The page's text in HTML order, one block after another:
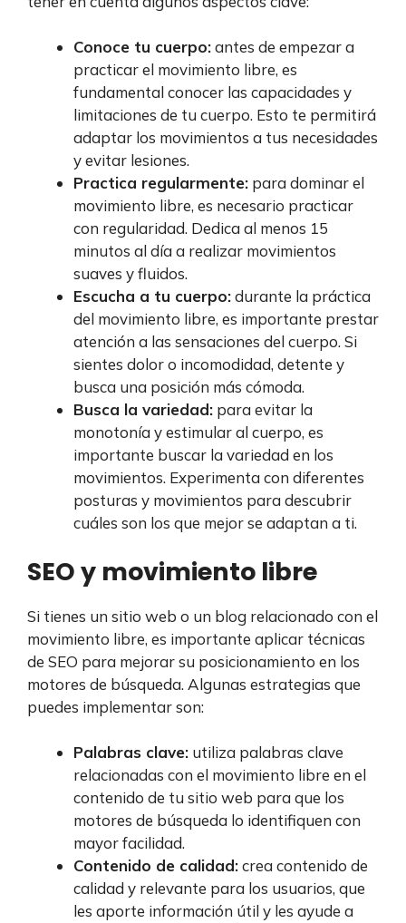
Conoce tu cuerpo:antes de empezar a
practicar el movimiento libre, es
fundamental conocer las capacidades y
limitaciones de tu cuerpo. Esto te permitirá
adaptar los movimientos a tus necesidades
y evitar lesiones.
Practica regularmente: para dominar el
movimiento libre, es necesario practicar
con regularidad. Dedica al menos 15
minutos al día a realizar movimientos
suaves y fluidos.
Escucha a tu cuerpo:durante la práctica
del movimiento libre, es importante prestar
atención a las sensaciones del cuerpo. Si
sientes dolor o incomodidad, detente y
busca una posición más cómoda.
Busca la variedad: para evitar la
monotonía y estimular al cuerpo, es
importante buscar la variedad en los
movimientos. Experimenta con diferentes
posturas y movimientos para descubrir
cuáles son los que mejor se adaptan a ti.
SEO y movimiento libre
Si tienes un sitio web o un blog relacionado con el
movimiento libre, es importante aplicar técnicas
de SEO para mejorar su posicionamiento en los
motores de búsqueda. Algunas estrategias que
puedes implementar son:
Palabras clave: utiliza palabras clave
relacionadas con el movimiento libre en el
contenido de tu sitio web para que los
motores de búsqueda lo identifiquen con
mayor facilidad.
Contenido de calidad:crea contenido de
calidad y relevante para los usuarios, que
les aporte información útil y les ayude a